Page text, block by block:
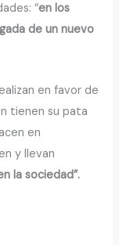
“en los
de un nuevo
en favor de
tienen su pata
en
y llevan
la sociedad”.